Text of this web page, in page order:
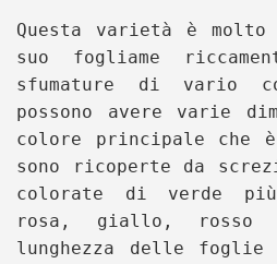
Questa varietà è
suo fogliame
sfumature di vario
possono avere varie
colore principale che
sono ricoperte da
colorate di verde
rosa, giallo, rosso
lunghezza delle